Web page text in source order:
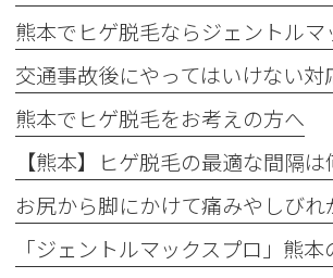
熊本でヒゲ脱毛をお考えの方へ